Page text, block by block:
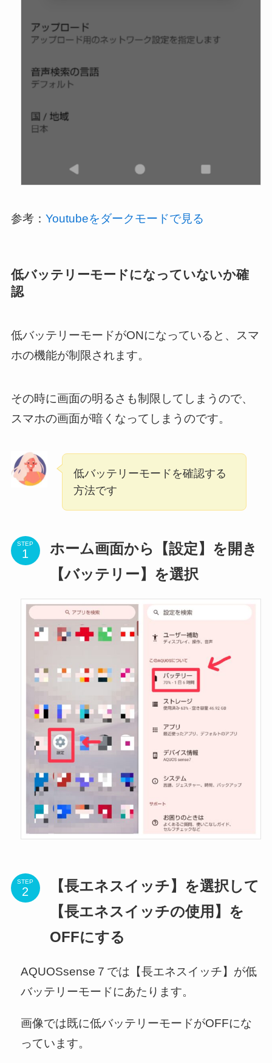
参考： Youtubeをダークモードで見る
低バッテリーモードになっていないか確
認
低バッテリーモードがONになっていると、スマ
ホの機能が制限されます。
その時に画面の明るさも制限してしまうので、
スマホの画面が暗くなってしまうのです。
低バッテリーモードを確認する
方法です
STEP
ホーム画面から【設定】を開き
【バッテリー】を選択
STEP
【長エネスイッチ】を選択して
【長エネスイッチの使用】を
OFFにする
AQUOSsense７では【長エネスイッチ】が低
バッテリーモードにあたります。
画像では既に低バッテリーモードがOFFにな
っています。